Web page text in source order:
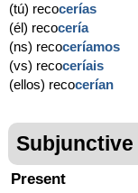
(tú) recocerías
(él) recocería
(ns) recoceríamos
(vs) recoceríais
(ellos) recocerían
Subjunctive
Present